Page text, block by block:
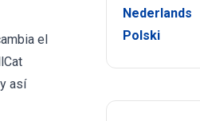
el
así
Nederlands
Polski